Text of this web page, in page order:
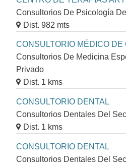
Consultorios De Psicología
Dist. 982 mts
CONSULTORIO MÉDICO DE
Consultorios De Medicina
Privado
Dist. 1 kms
CONSULTORIO DENTAL
Consultorios Dentales Del
Dist. 1 kms
CONSULTORIO DENTAL
Consultorios Dentales Del